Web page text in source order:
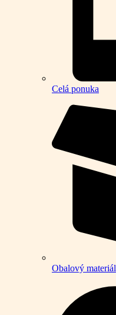
Celá ponuka
Obalový materiál